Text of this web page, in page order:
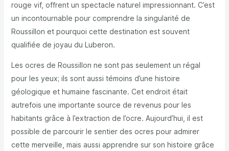
rouge vif, offrent un spectacle naturel impressionnant. C’est
un incontournable pour comprendre la singularité de
Roussillon et pourquoi cette destination est souvent
qualifiée de joyau du Luberon.
Les ocres de Roussillon ne sont pas seulement un régal
pour les yeux; ils sont aussi témoins d’une histoire
géologique et humaine fascinante. Cet endroit était
autrefois une importante source de revenus pour les
habitants grâce à l’extraction de l’ocre. Aujourd’hui, il est
possible de parcourir le sentier des ocres pour admirer
cette merveille, mais aussi apprendre sur son histoire grâce